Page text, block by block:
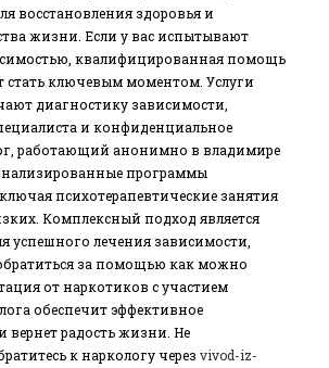
восстановления здоровья и
жизни. Если у вас испытывают
квалифицированная помощь
стать ключевым моментом. Услуги
диагностику зависимости‚
и конфиденциальное
работающий анонимно в владимире
программы
психотерапевтические занятия
Комплексный подход является
успешного лечения зависимости‚
за помощью как можно
от наркотиков с участием
обеспечит эффективное
вернет радость жизни. Не
к наркологу через vivod-iz-